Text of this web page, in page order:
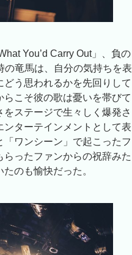
You’d Carry Out」、負の
竜馬は、自分の気持ちを表
う思われるかを先回りして
こそ彼の歌は憂いを帯びて
ステージで生々しく爆発さ
ターテインメントとして表
ワンシーン」で起こったフ
ったファンからの祝辞みた
のも愉快だった。